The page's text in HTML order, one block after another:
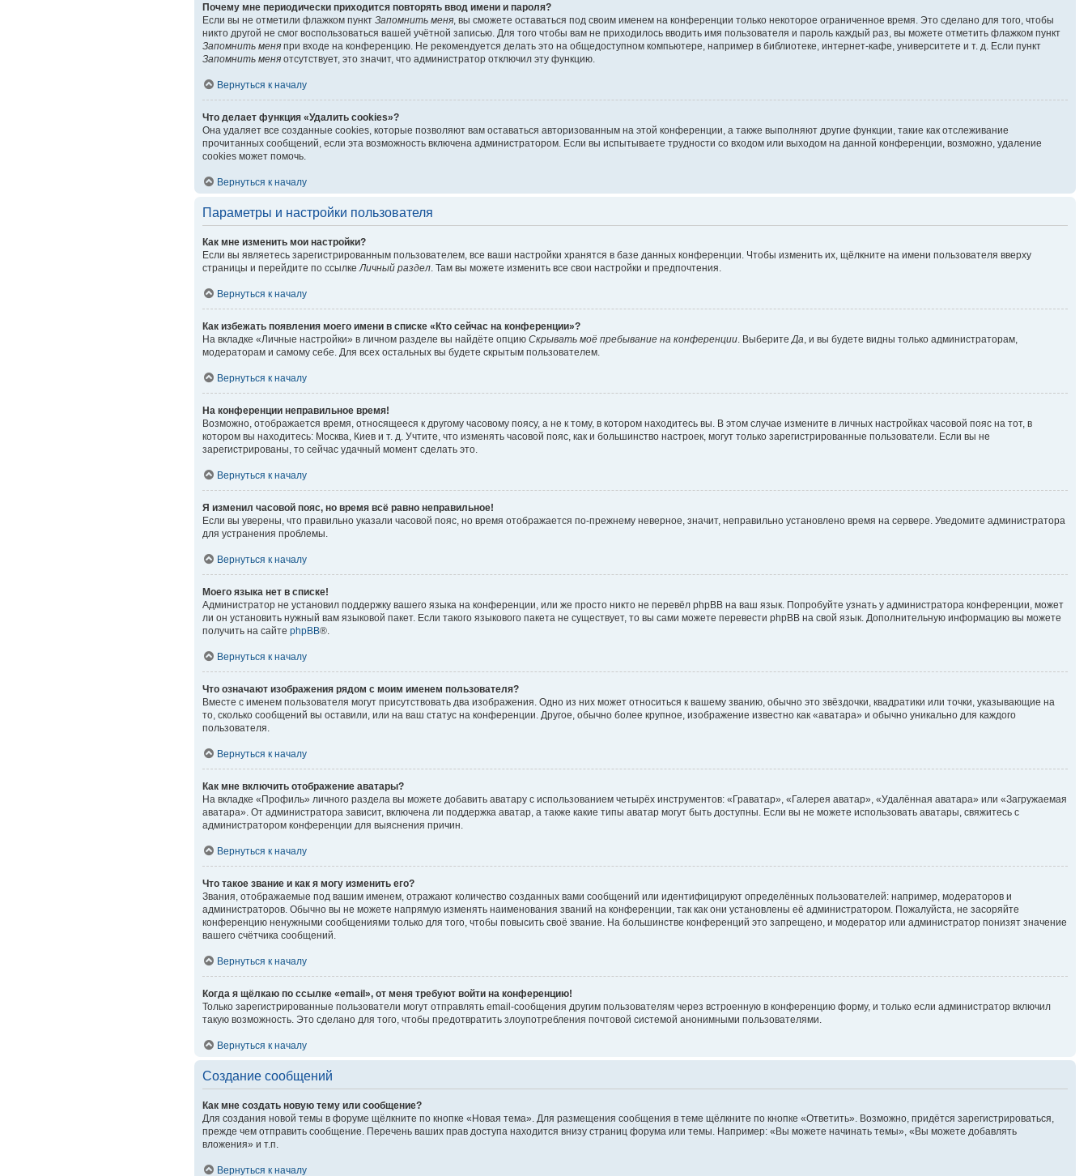
Почему мне периодически приходится повторять ввод имени и пароля?
Если вы не отметили флажком пунктЗапомнить меня , вы сможете оставаться под своим именем на конференции только некоторое ограниченное время. Это сделано для того, чтобы
никто другой не смог воспользоваться вашей учётной записью. Для того чтобы вам не приходилось вводить имя пользователя и пароль каждый раз, вы можете отметить флажком пункт
Запомнить меня при входе на конференцию. Не рекомендуется делать это на общедоступном компьютере, например в библиотеке, интернет-кафе, университете и т. д. Если пункт
Запомнить меня отсутствует, это значит, что администратор отключил эту функцию.
Вернуться к началу
Что делает функция «Удалить cookies»?
Она удаляет все созданные cookies, которые позволяют вам оставаться авторизованным на этой конференции, а также выполняют другие функции, такие как отслеживание
прочитанных сообщений, если эта возможность включена администратором. Если вы испытываете трудности со входом или выходом на данной конференции, возможно, удаление
cookies может помочь.
Вернуться к началу
Параметры и настройки пользователя
Как мне изменить мои настройки?
Если вы являетесь зарегистрированным пользователем, все ваши настройки хранятся в базе данных конференции. Чтобы изменить их, щёлкните на имени пользователя вверху
страницы и перейдите по ссылкеЛичный раздел . Там вы можете изменить все свои настройки и предпочтения.
Вернуться к началу
Как избежать появления моего имени в списке «Кто сейчас на конференции»?
На вкладке «Личные настройки» в личном разделе вы найдёте опциюСкрывать моё пребывание на конференции . ВыберитеДа , и вы будете видны только администраторам,
модераторам и самому себе. Для всех остальных вы будете скрытым пользователем.
Вернуться к началу
На конференции неправильное время!
Возможно, отображается время, относящееся к другому часовому поясу, а не к тому, в котором находитесь вы. В этом случае измените в личных настройках часовой пояс на тот, в
котором вы находитесь: Москва, Киев и т. д. Учтите, что изменять часовой пояс, как и большинство настроек, могут только зарегистрированные пользователи. Если вы не
зарегистрированы, то сейчас удачный момент сделать это.
Вернуться к началу
Я изменил часовой пояс, но время всё равно неправильное!
Если вы уверены, что правильно указали часовой пояс, но время отображается по-прежнему неверное, значит, неправильно установлено время на сервере. Уведомите администратора
для устранения проблемы.
Вернуться к началу
Моего языка нет в списке!
Администратор не установил поддержку вашего языка на конференции, или же просто никто не перевёл phpBB на ваш язык. Попробуйте узнать у администратора конференции, может
ли он установить нужный вам языковой пакет. Если такого языкового пакета не существует, то вы сами можете перевести phpBB на свой язык. Дополнительную информацию вы можете
получить на сайтеphpBB®.
Вернуться к началу
Что означают изображения рядом с моим именем пользователя?
Вместе с именем пользователя могут присутствовать два изображения. Одно из них может относиться к вашему званию, обычно это звёздочки, квадратики или точки, указывающие на
то, сколько сообщений вы оставили, или на ваш статус на конференции. Другое, обычно более крупное, изображение известно как «аватара» и обычно уникально для каждого
пользователя.
Вернуться к началу
Как мне включить отображение аватары?
На вкладке «Профиль» личного раздела вы можете добавить аватару с использованием четырёх инструментов: «Граватар», «Галерея аватар», «Удалённая аватара» или «Загружаемая
аватара». От администратора зависит, включена ли поддержка аватар, а также какие типы аватар могут быть доступны. Если вы не можете использовать аватары, свяжитесь с
администратором конференции для выяснения причин.
Вернуться к началу
Что такое звание и как я могу изменить его?
Звания, отображаемые под вашим именем, отражают количество созданных вами сообщений или идентифицируют определённых пользователей: например, модераторов и
администраторов. Обычно вы не можете напрямую изменять наименования званий на конференции, так как они установлены её администратором. Пожалуйста, не засоряйте
конференцию ненужными сообщениями только для того, чтобы повысить своё звание. На большинстве конференций это запрещено, и модератор или администратор понизят значение
вашего счётчика сообщений.
Вернуться к началу
Когда я щёлкаю по ссылке «email», от меня требуют войти на конференцию!
Только зарегистрированные пользователи могут отправлять email-сообщения другим пользователям через встроенную в конференцию форму, и только если администратор включил
такую возможность. Это сделано для того, чтобы предотвратить злоупотребления почтовой системой анонимными пользователями.
Вернуться к началу
Создание сообщений
Как мне создать новую тему или сообщение?
Для создания новой темы в форуме щёлкните по кнопке «Новая тема». Для размещения сообщения в теме щёлкните по кнопке «Ответить». Возможно, придётся зарегистрироваться,
прежде чем отправить сообщение. Перечень ваших прав доступа находится внизу страниц форума или темы. Например: «Вы можете начинать темы», «Вы можете добавлять
вложения» и т.п.
Вернуться к началу